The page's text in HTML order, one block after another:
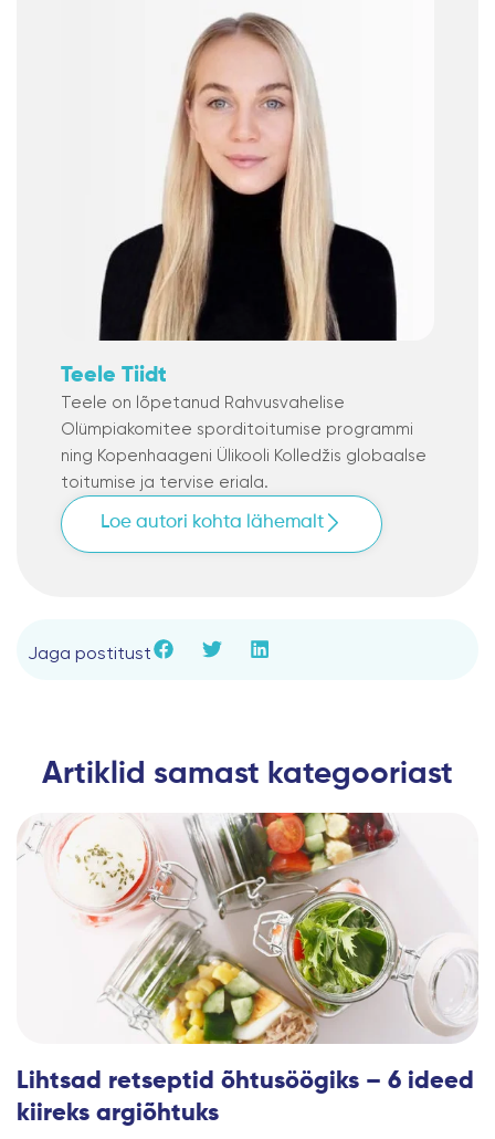
Teele Tiidt
Teele on lõpetanud Rahvusvahelise
Olümpiakomitee sporditoitumise programmi
ning Kopenhaageni Ülikooli Kolledžis globaalse
toitumise ja tervise eriala.
Loe autori kohta lähemalt
Jaga postitust
Artiklid samast kategooriast
Lihtsad retseptid õhtusöögiks – 6 ideed
kiireks argiõhtuks